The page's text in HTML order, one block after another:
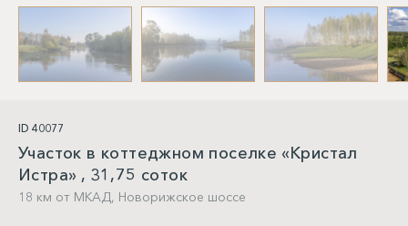
ID 40077
Участок в коттеджном поселке «Кристал
Истра» , 31,75 соток
18 км от МКАД, Новорижское шоссе